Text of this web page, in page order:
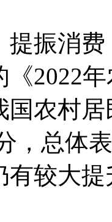
振消费
2022
国农村
，总体
有较大